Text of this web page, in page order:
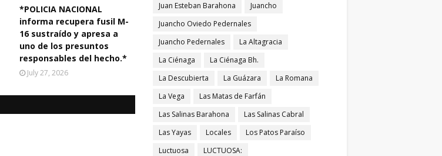
*POLICIA NACIONAL
informa recupera fusil M-
16 sustraído y apresa a
uno de los presuntos
responsables del hecho.*
July 27, 2026
Juan Esteban Barahona
Juancho
Juancho Oviedo Pedernales
Juancho Pedernales
La Altagracia
La Ciénaga
La Ciénaga Bh.
La Descubierta
La Guázara
La Romana
La Vega
Las Matas de Farfán
Las Salinas Barahona
Las Salinas Cabral
Las Yayas
Locales
Los Patos Paraíso
Luctuosa
LUCTUOSA: